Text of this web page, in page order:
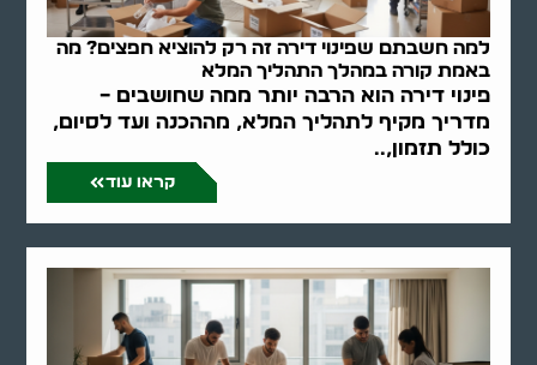
למה חשבתם שפינוי דירה זה רק להוציא חפצים? מה
באמת קורה במהלך התהליך המלא
פינוי דירה הוא הרבה יותר ממה שחושבים –
מדריך מקיף לתהליך המלא, מההכנה ועד לסיום,
כולל תזמון,..
קראו עוד